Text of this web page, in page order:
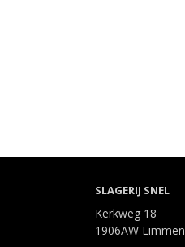
SLAGERIJ SNEL
Kerkweg 18
1906AW Limmen